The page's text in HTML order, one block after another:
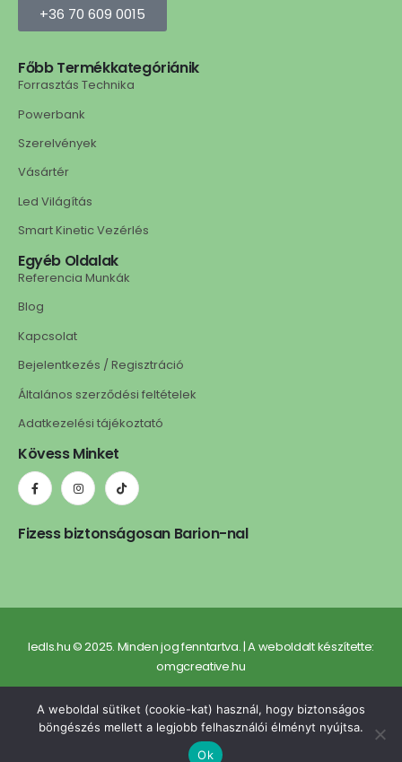
+36 70 609 0015
Főbb Termékkategóriánik
Forrasztás Technika
Powerbank
Szerelvények
Vásártér
Led Világítás
Smart Kinetic Vezérlés
Egyéb Oldalak
Referencia Munkák
Blog
Kapcsolat
Bejelentkezés / Regisztráció
Általános szerződési feltételek
Adatkezelési tájékoztató
Kövess Minket
Fizess biztonságosan Barion-nal
ledls.hu © 2025. Minden jog fenntartva. | A weboldalt készítette:
omgcreative.hu
A weboldal sütiket (cookie-kat) használ, hogy biztonságos
böngészés mellett a legjobb felhasználói élményt nyújtsa.
Ok